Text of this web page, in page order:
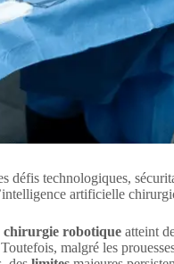
défis technologiques,
artificielle
chirurgie robotique atteint
malgré les